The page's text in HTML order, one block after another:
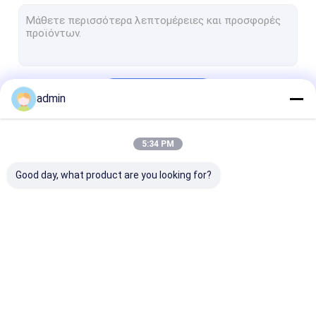
Σιδηρο μαγνήσιο πυριτίου
μαγγάνιο πυριτίου
admin
5:34 PM
Good day, what product are you looking for?